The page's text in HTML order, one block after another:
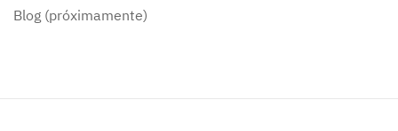
Blog (próximamente)